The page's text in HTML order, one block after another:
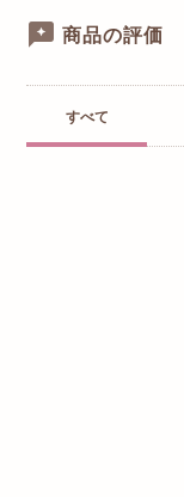
商品の評価
すべて